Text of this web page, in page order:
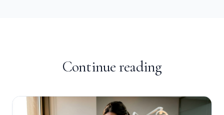
Continue reading